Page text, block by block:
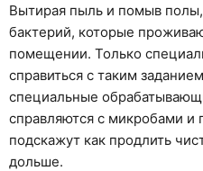
Вытирая пыль и помыв полы,
бактерий, которые
помещении. Только
справиться с таким
специальные
справляются с микробами и
подскажут как продлить
дольше.